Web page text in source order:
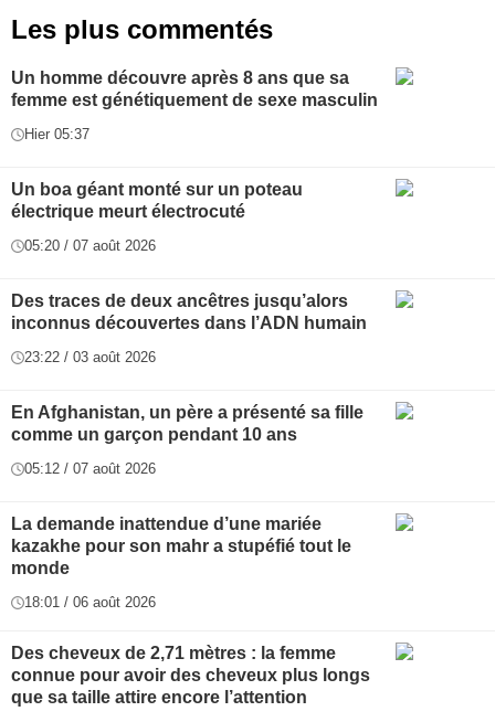
Les plus commentés
Un homme découvre après 8 ans que sa
femme est génétiquement de sexe masculin
Hier 05:37
Un boa géant monté sur un poteau
électrique meurt électrocuté
05:20 / 07 août 2026
Des traces de deux ancêtres jusqu’alors
inconnus découvertes dans l’ADN humain
23:22 / 03 août 2026
En Afghanistan, un père a présenté sa fille
comme un garçon pendant 10 ans
05:12 / 07 août 2026
La demande inattendue d’une mariée
kazakhe pour son mahr a stupéfié tout le
monde
18:01 / 06 août 2026
Des cheveux de 2,71 mètres : la femme
connue pour avoir des cheveux plus longs
que sa taille attire encore l’attention